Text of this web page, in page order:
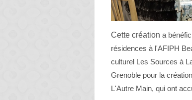
Cette création a
résidences à l'AFIPH
culturel Les Sources à
Grenoble pour la
L'Autre Main, qui ont